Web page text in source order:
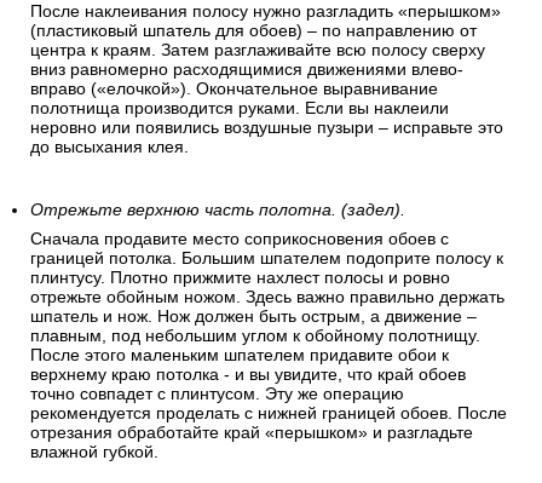
После наклеивания полосу нужно разгладить «перышком»
(пластиковый шпатель для обоев) – по направлению от
центра к краям. Затем разглаживайте всю полосу сверху
вниз равномерно расходящимися движениями влево-
вправо («елочкой»). Окончательное выравнивание
полотнища производится руками. Если вы наклеили
неровно или появились воздушные пузыри – исправьте это
до высыхания клея.
Отрежьте верхнюю часть полотна. (задел).
Сначала продавите место соприкосновения обоев с
границей потолка. Большим шпателем подоприте полосу к
плинтусу. Плотно прижмите нахлест полосы и ровно
отрежьте обойным ножом. Здесь важно правильно держать
шпатель и нож. Нож должен быть острым, а движение –
плавным, под небольшим углом к обойному полотнищу.
После этого маленьким шпателем придавите обои к
верхнему краю потолка - и вы увидите, что край обоев
точно совпадет с плинтусом. Эту же операцию
рекомендуется проделать с нижней границей обоев. После
отрезания обработайте край «перышком» и разгладьте
влажной губкой.